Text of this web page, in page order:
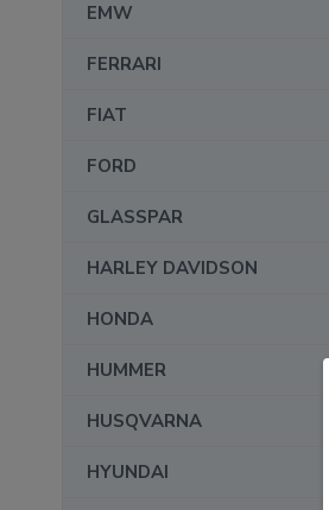
EMW
FERRARI
FIAT
FORD
GLASSPAR
HARLEY DAVIDSON
HONDA
HUMMER
HUSQVARNA
HYUNDAI